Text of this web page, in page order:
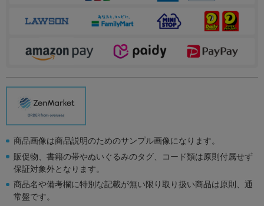
商品画像は商品説明のためのサンプル画像になります。
販促物、書籍の帯やぬいぐるみのタグ、コード類は原則付属せず
保証対象外となります。
商品名や備考欄に特別な記載が無い限り取り扱い商品は原則、通
常盤です。